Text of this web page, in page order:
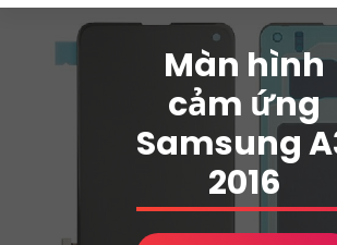
Màn hình
cảm ứng
Samsung
2016